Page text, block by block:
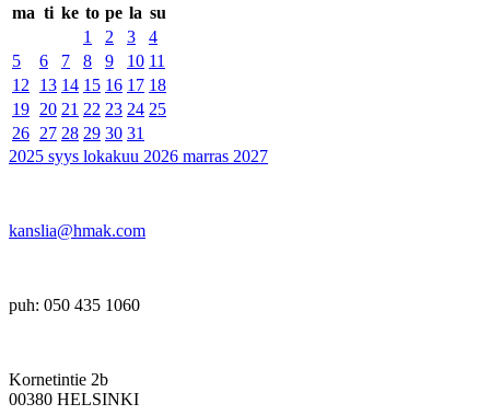
ma ti ke to pe la su
1
2 3
4
5
6 7 8 9 10 11
12
13 14 15 16 17 18
19 20 21 22 23 24 25
26 27 28 29 30 31
2025 syys lokakuu 2026 marras 2027
kanslia@hmak.com
puh: 050 435 1060
Kornetintie 2b
00380 HELSINKI